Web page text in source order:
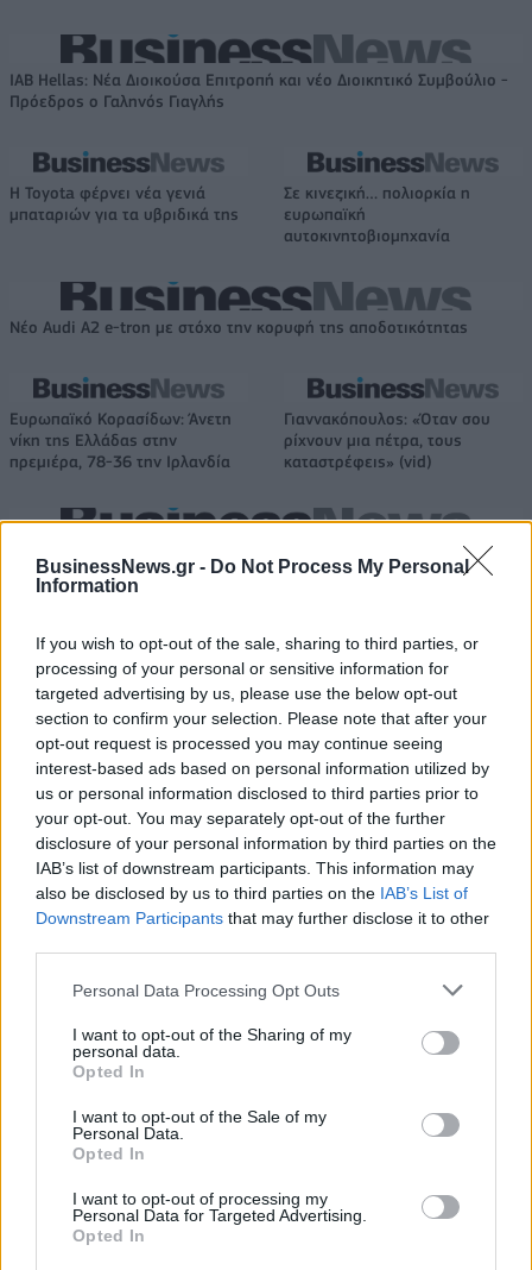
BusinessNews.gr - Do Not Process My Personal
Information
If you wish to opt-out of the sale, sharing to third parties, or
processing of your personal or sensitive information for
targeted advertising by us, please use the below opt-out
section to confirm your selection. Please note that after your
opt-out request is processed you may continue seeing
interest-based ads based on personal information utilized by
us or personal information disclosed to third parties prior to
your opt-out. You may separately opt-out of the further
disclosure of your personal information by third parties on the
IAB’s list of downstream participants. This information may
also be disclosed by us to third parties on the IAB’s List of
Downstream Participants that may further disclose it to other
Personal Data Processing Opt Outs
I want to opt-out of the Sharing of my
personal data.
Opted In
I want to opt-out of the Sale of my
Personal Data.
Opted In
I want to opt-out of processing my
Personal Data for Targeted Advertising.
Opted In
IAB Hellas: Νέα Διοικούσα Επιτροπή και νέο Διοικητικό Συμβούλιο -
Πρόεδρος ο Γαληνός Γιαγλής
Η Toyota φέρνει νέα γενιά
μπαταριών για τα υβριδικά της
Σε κινεζική… πολιορκία η
ευρωπαϊκή
αυτοκινητοβιομηχανία
Νέο Audi A2 e-tron με στόχο την κορυφή της αποδοτικότητας
Ευρωπαϊκό Κορασίδων: Άνετη
νίκη της Ελλάδας στην
πρεμιέρα, 78-36 την Ιρλανδία
Γιαννακόπουλος: «Όταν σου
ρίχνουν μια πέτρα, τους
καταστρέφεις» (vid)
Χρηματοδότηση 8 εκατ. ευρώ
σε 843 μέσα ενημέρωσης-
Ξεκίνησε το πενταετές
πρόγραμμα ενίσχυσης του
Τύπου
Metlen: Ρεκόρ EBITDA στο α'
εξάμηνο, στα 550 εκατ. ευρώ –
Καθαρά κέρδη 313 εκατ. ευρώ
Η Chery επενδύει 75 εκατ. δολάρια στην KG Mobility
συνεργασίας τους μέχρι το
2028
FTSE4Good
Alpha Bank: Για πρώτη φορά το Αρχαίο Θέατρο Επιδαύρου άνοιξε τις
πύλες του σε όλους